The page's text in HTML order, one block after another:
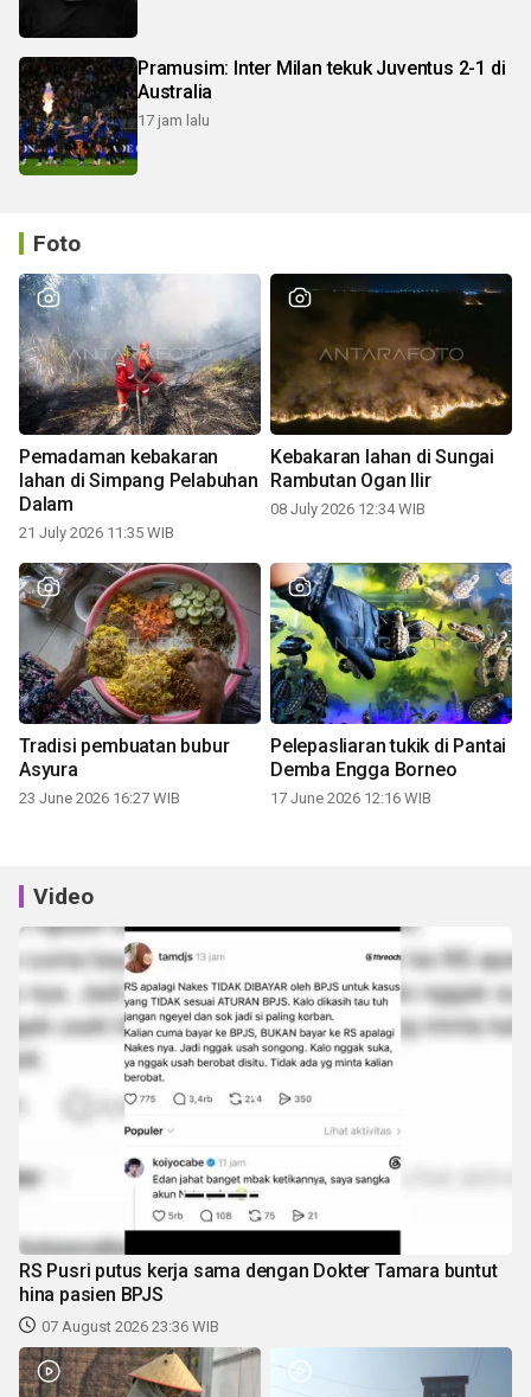
Pramusim: Inter Milan tekuk Juventus 2-1 di
Australia
17 jam lalu
Foto
Pemadaman kebakaran
lahan di Simpang Pelabuhan
Dalam
21 July 2026 11:35 WIB
Kebakaran lahan di Sungai
Rambutan Ogan Ilir
08 July 2026 12:34 WIB
Tradisi pembuatan bubur
Asyura
23 June 2026 16:27 WIB
Pelepasliaran tukik di Pantai
Demba Engga Borneo
17 June 2026 12:16 WIB
Video
RS Pusri putus kerja sama dengan Dokter Tamara buntut
hina pasien BPJS
07 August 2026 23:36 WIB